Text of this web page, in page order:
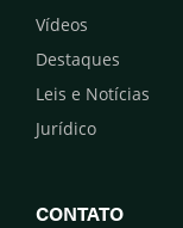
Vídeos
Destaques
Leis e Notícias
Jurídico
CONTATO